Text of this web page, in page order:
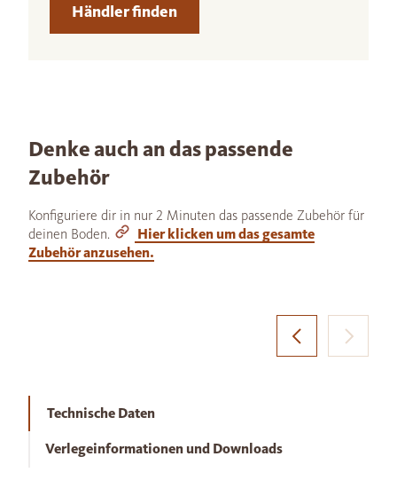
Händler finden
Denke auch an das passende
Zubehör
Konfiguriere dir in nur 2 Minuten das passende Zubehör für
deinen Boden.
Hier klicken um das gesamte
Zubehör anzusehen.
Technische Daten
Verlegeinformationen und Downloads